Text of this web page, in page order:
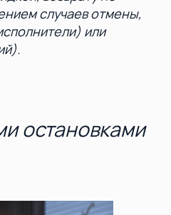
случаев отмены,
или
остановками